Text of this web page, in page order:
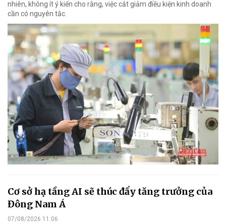
nhiên, không ít ý kiến cho rằng, việc cắt giảm điều kiện kinh doanh
cần có nguyên tắc.
Cơ sở hạ tầng AI sẽ thúc đẩy tăng trưởng của
Đông Nam Á
07/08/2026 11:06